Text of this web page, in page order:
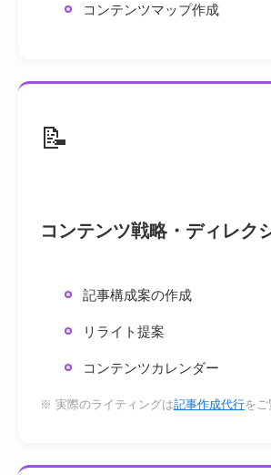
コンテンツマップ作成
📝
コンテンツ戦略・ディレク
記事構成案の作成
リライト提案
コンテンツカレンダー
※ 実際のライティングは記事作成代行を